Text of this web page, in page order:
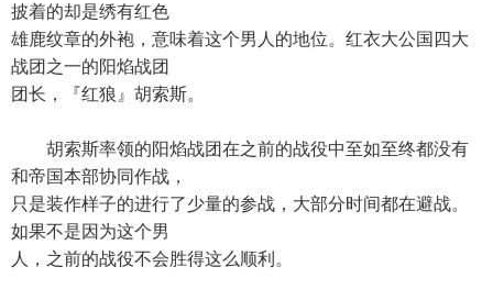
披着的却是绣有红色
雄鹿纹章的外袍，意味着这个男人的地位。红衣大公国四大
战团之一的阳焰战团
团长，『红狼』胡索斯。
胡索斯率领的阳焰战团在之前的战役中至如至终都没有
和帝国本部协同作战，
只是装作样子的进行了少量的参战，大部分时间都在避战。
如果不是因为这个男
人，之前的战役不会胜得这么顺利。